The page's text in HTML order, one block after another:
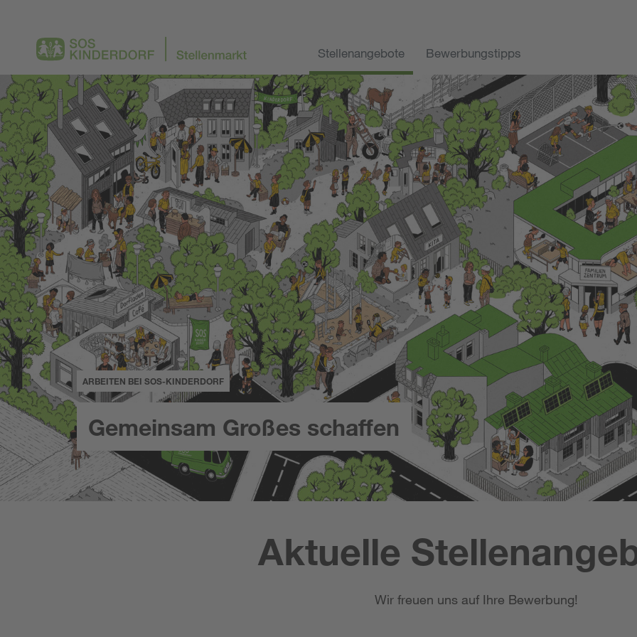
Stellenangebote Bewerbungstipps
ARBEITEN BEI SOS-KINDERDORF
Gemeinsam Großes schaffen
Aktuelle
Wir freuen uns auf Ihre Bewerbung!